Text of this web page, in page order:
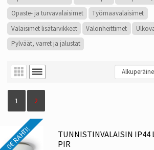
Opaste- ja turvavalaisimet
Työmaavalaisimet
Valaisimet lisätarvikkeet
Valonheittimet
Pylväät, varret ja jalustat
1 2
0€ RAHTI!
TUNNISTINVALAISIN IP44
PIR